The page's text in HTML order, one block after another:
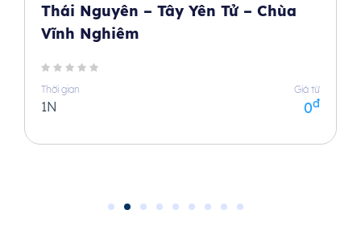
Thái Nguyên – Tây Yên Tử – Chùa
Vĩnh Nghiêm
Thời gian
1N
Giá từ
0đ